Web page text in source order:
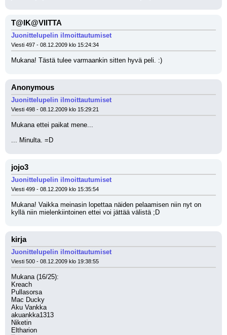
T@IK@VIITTA
Juonittelupelin ilmoittautumiset
Viesti 497 - 08.12.2009 klo 15:24:34
Mukana! Tästä tulee varmaankin sitten hyvä peli. :)
Anonymous
Juonittelupelin ilmoittautumiset
Viesti 498 - 08.12.2009 klo 15:29:21
Mukana ettei paikat mene...
... Minulta. =D
jojo3
Juonittelupelin ilmoittautumiset
Viesti 499 - 08.12.2009 klo 15:35:54
Mukana! Vaikka meinasin lopettaa näiden pelaamisen niin nyt on
kyllä niin mielenkiintoinen ettei voi jättää välistä ;D
kirja
Juonittelupelin ilmoittautumiset
Viesti 500 - 08.12.2009 klo 19:38:55
Mukana (16/25):
Kreach
Pullasorsa
Mac Ducky
Aku Vankka
akuankka1313
Niketin
Eltharion